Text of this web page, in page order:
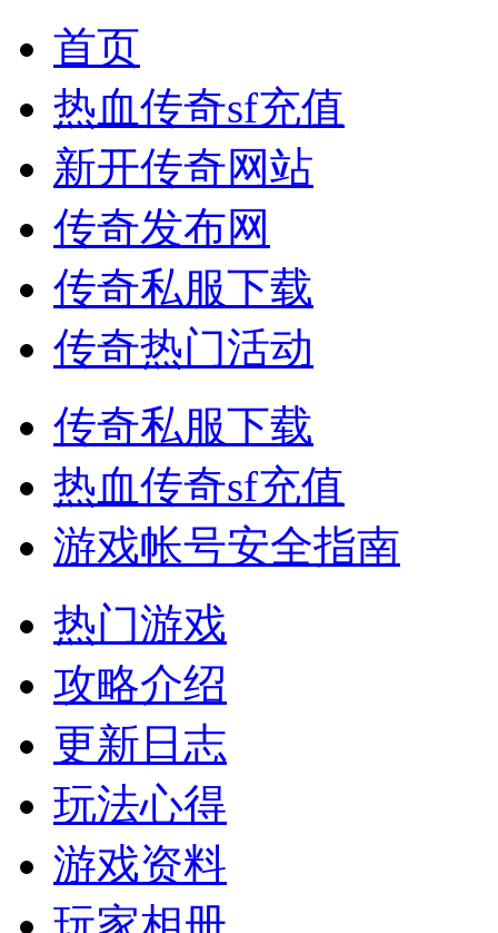
首页
热血传奇sf充值
新开传奇网站
传奇发布网
传奇私服下载
传奇热门活动
传奇私服下载
热血传奇sf充值
游戏帐号安全指南
热门游戏
攻略介绍
更新日志
玩法心得
游戏资料